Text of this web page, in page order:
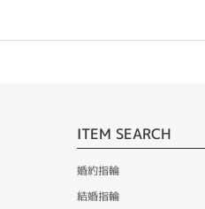
ITEM SEARCH
婚約指輪
結婚指輪